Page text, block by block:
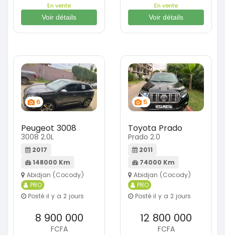
En vente
Voir détails
En vente
Voir détails
6
Peugeot 3008
3008 2.0L
2017
148000 Km
Abidjan (Cocody)
PRO
Posté il y a 2 jours
8 900 000
FCFA
5
Toyota Prado
Prado 2.0
2011
74000 Km
Abidjan (Cocody)
PRO
Posté il y a 2 jours
12 800 000
FCFA